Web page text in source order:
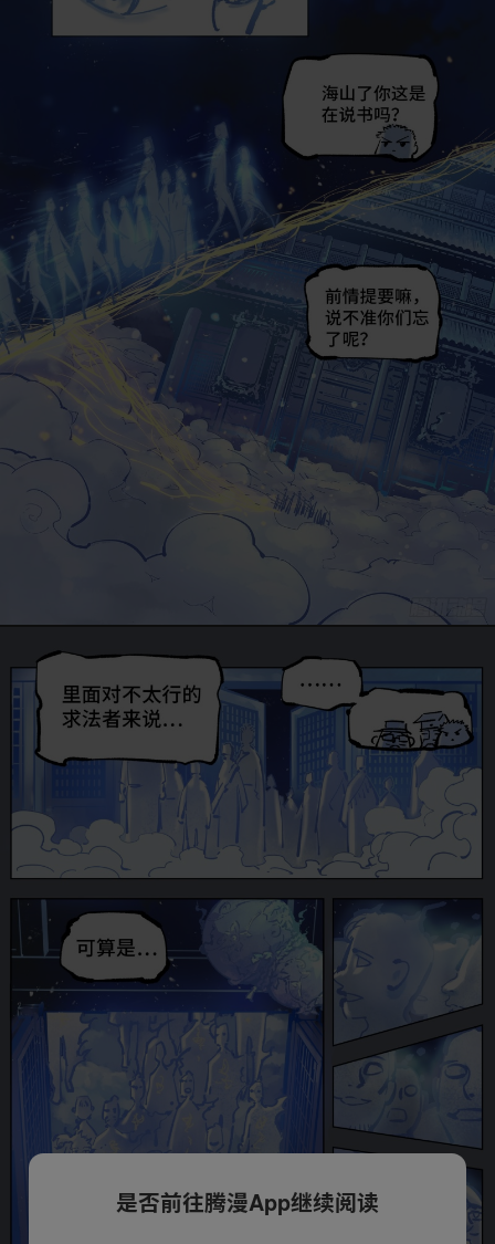
是否前往腾漫App继续阅读